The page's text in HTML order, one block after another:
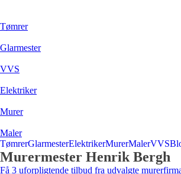
Tømrer
Glarmester
VVS
Elektriker
Murer
Maler
TømrerGlarmesterElektrikerMurerMalerVVS
Murermester Henrik Bergh
Få 3 uforpligtende tilbud fra udvalgte